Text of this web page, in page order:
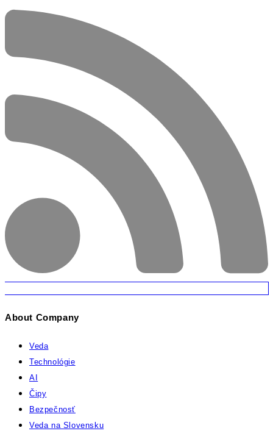
About Company
Veda
Technológie
AI
Čipy
Bezpečnosť
Veda na Slovensku